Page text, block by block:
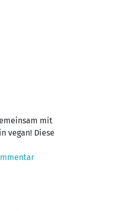
mit
vegan! Diese